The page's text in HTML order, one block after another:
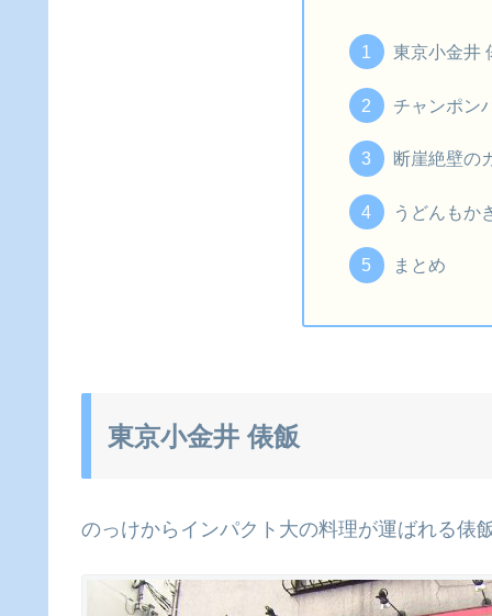
東京小金井
チャンポン
断崖絶壁の
うどんもか
まとめ
東京小金井 俵飯
のっけからインパクト大の料理が運ばれる俵